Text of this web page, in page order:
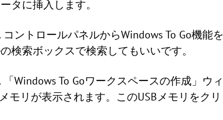
タに挿入します。
コントロールパネルからWindows To Go機能
検索ボックスで検索してもいいです。
「Windows To Goワークスペースの作成」
モリが表示されます。このUSBメモリをク